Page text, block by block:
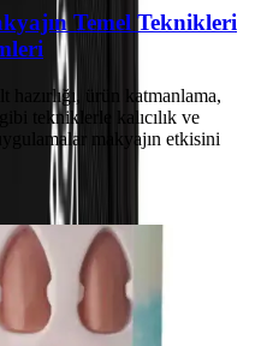
Temel Teknikleri
ürün katmanlama,
tekniklerle kalıcılık ve
makyajın etkisini